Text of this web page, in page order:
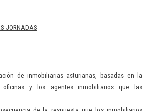
JORNADAS
de inmobiliarias asturianas, basadas en la
oficinas y los agentes inmobiliarios que las